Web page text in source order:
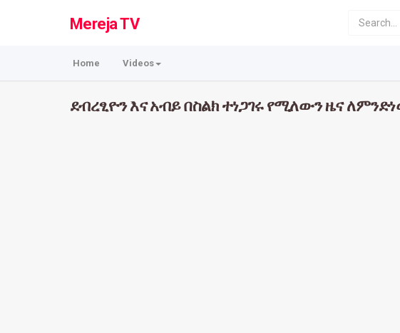
Mereja TV
Home Videos
ደብረፂዮን እና አብይ በስልክ ተነጋገሩ የሚለውን ዜና